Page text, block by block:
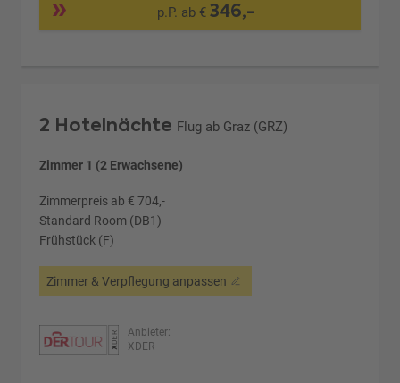
p.P. ab €346,-
2 Hotelnächte Flug ab Graz (GRZ)
Zimmer 1 (2 Erwachsene)
Zimmerpreis ab € 704,-
Standard Room (DB1)
Frühstück (F)
Zimmer & Verpflegung anpassen
Anbieter:
XDER